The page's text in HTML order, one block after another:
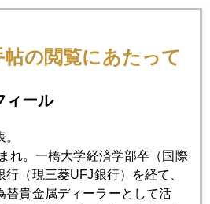
かす市場
の閲覧にあたって
ィール
れ。一橋大学経済学部卒（国際
（現三菱UFJ銀行）を経て、
替貴金属ディーラーとして活